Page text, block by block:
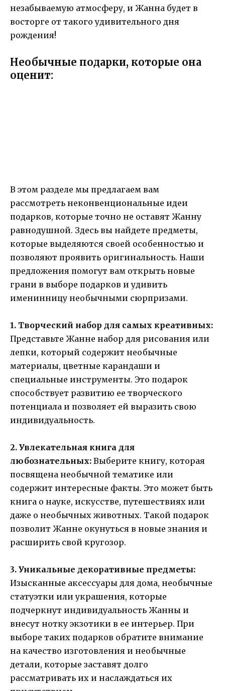
незабываемую атмосферу, и Жанна будет в
восторге от такого удивительного дня
рождения!
Необычные подарки, которые она
оценит:
В этом разделе мы предлагаем вам
рассмотреть неконвенциональные идеи
подарков, которые точно не оставят Жанну
равнодушной. Здесь вы найдете предметы,
которые выделяются своей особенностью и
позволяют проявить оригинальность. Наши
предложения помогут вам открыть новые
грани в выборе подарков и удивить
именинницу необычными сюрпризами.
1. Творческий набор для самых креативных:
Представьте Жанне набор для рисования или
лепки, который содержит необычные
материалы, цветные карандаши и
специальные инструменты. Это подарок
способствует развитию ее творческого
потенциала и позволяет ей выразить свою
индивидуальность.
2. Увлекательная книга для
любознательных: Выберите книгу, которая
посвящена необычной тематике или
содержит интересные факты. Это может быть
книга о науке, искусстве, путешествиях или
даже о необычных животных. Такой подарок
позволит Жанне окунуться в новые знания и
расширить свой кругозор.
3. Уникальные декоративные предметы:
Изысканные аксессуары для дома, необычные
статуэтки или украшения, которые
подчеркнут индивидуальность Жанны и
внесут нотку экзотики в ее интерьер. При
выборе таких подарков обратите внимание
на качество изготовления и необычные
детали, которые заставят долго
рассматривать их и наслаждаться их